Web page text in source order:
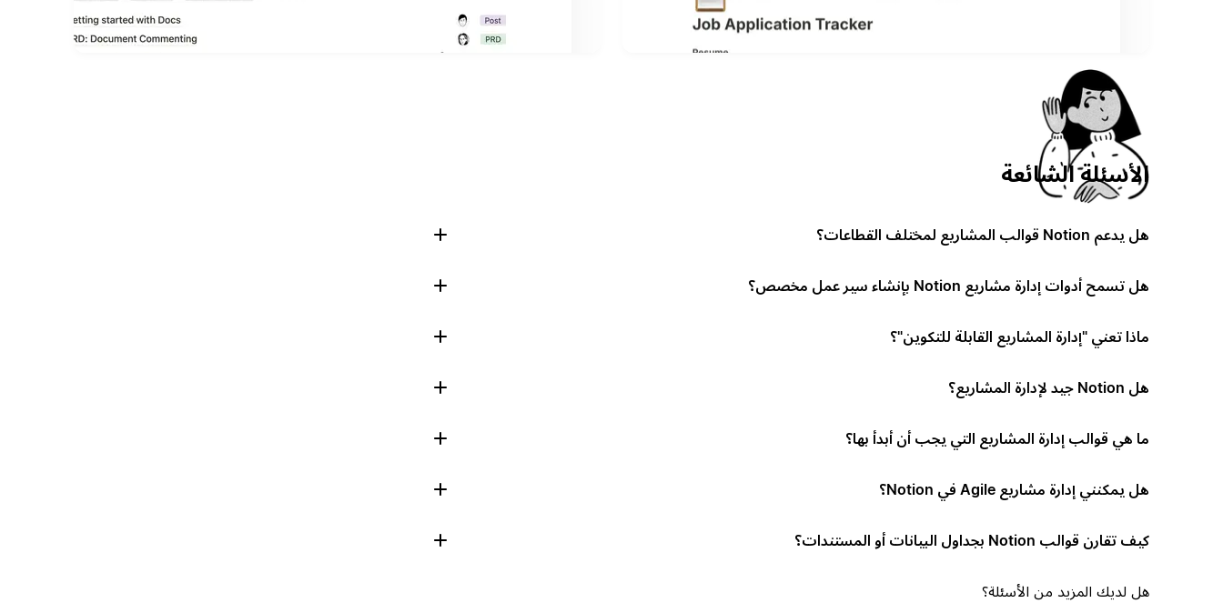
الأسئلة الشائعة
هل يدعم Notion قوالب المشاريع لمختلف القطاعات؟
هل تسمح أدوات إدارة مشاريع Notion بإنشاء سير عمل مخصص؟
ماذا تعني "إدارة المشاريع القابلة للتكوين"؟
هل Notion جيد لإدارة المشاريع؟
ما هي قوالب إدارة المشاريع التي يجب أن أبدأ بها؟
هل يمكنني إدارة مشاريع Agile في Notion؟
كيف تقارن قوالب Notion بجداول البيانات أو المستندات؟
هل لديك المزيد من الأسئلة؟